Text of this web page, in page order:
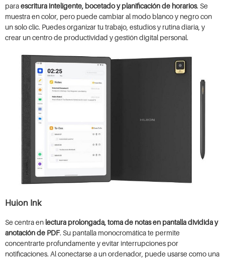
paraescritura inteligente, bocetado y planificación de horarios. Se
muestra en color, pero puede cambiar al modo blanco y negro con
un solo clic. Puedes organizar tu trabajo, estudios y rutina diaria, y
crear un centro de productividad y gestión digital personal.
Huion Ink
Se centra en lectura prolongada, toma de notas en pantalla dividida y
anotación de PDF. Su pantalla monocromática te permite
concentrarte profundamente y evitar interrupciones por
notificaciones. Al conectarse a un ordenador, puede usarse como una